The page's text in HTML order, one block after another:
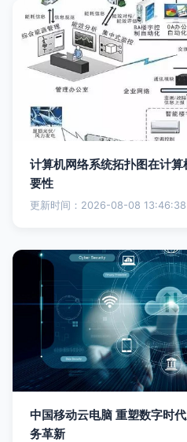
计算机网络系统拓扑图在计
要性
更新时间：2026-08-08 13:46:38
中国移动云电脑 重塑数字时
务革新